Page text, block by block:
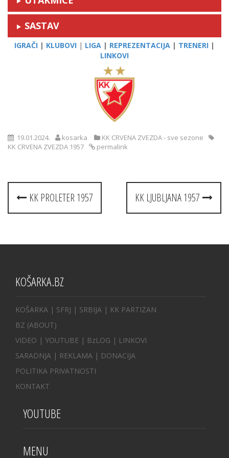
SASTAV
IGRAČI | KLUBOVI | LIGA | REPREZENTACIJA | TRENERI |
LINKOVI
19.01.2024. kosarka
KK CRVENA ZVEZDA - sve sezone
KK CRVENA ZVEZDA 1957
permalink
Post
navigation
KK PROLETER 1957 KK LJUBLJANA 1957
KOŠARKA.BZ
KOŠARKA | SFRJ | SRBIJA | KK PARTIZAN
BZ (ABOUT)
VIDEO | YOUTUBE | BzLOG | LINKOVI
SARADNJA | REKLAMA | DONACIJA
POLITIKA PRIVATNOSTI
KONTAKT
YOUTUBE
MENU